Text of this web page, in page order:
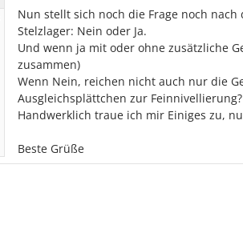
Nun stellt sich noch die Frage noch
Stelzlager: Nein oder Ja.
Und wenn ja mit oder ohne zusätzliche
zusammen)
Wenn Nein, reichen nicht auch nur die
Ausgleichsplättchen zur Feinnivellierung?
Handwerklich traue ich mir Einiges zu,
Beste Grüße